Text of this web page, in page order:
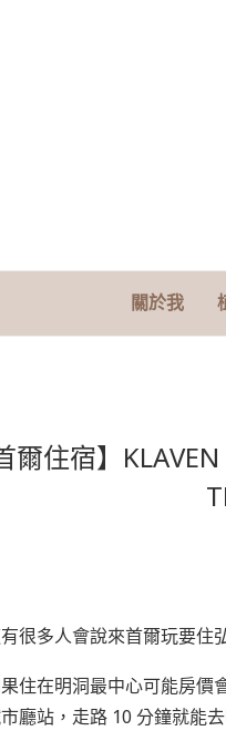
關於我
爾住宿】
很多人會說來首爾玩要住
住在明洞最中心可能房價
廳站，走路 10 分鐘就能